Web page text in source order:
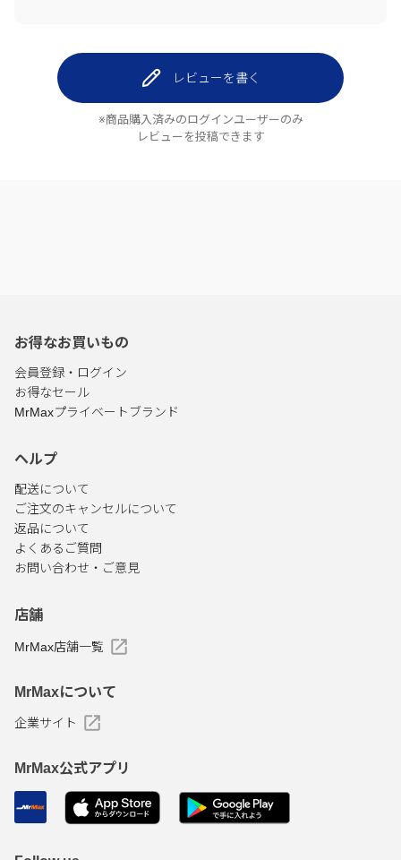
レビューを書く
※商品購入済みのログインユーザーのみ
レビューを投稿できます
お得なお買いもの
会員登録・ログイン
お得なセール
MrMaxプライベートブランド
ヘルプ
配送について
ご注文のキャンセルについて
返品について
よくあるご質問
お問い合わせ・ご意見
店舗
MrMax店舗一覧
MrMaxについて
企業サイト
MrMax公式アプリ